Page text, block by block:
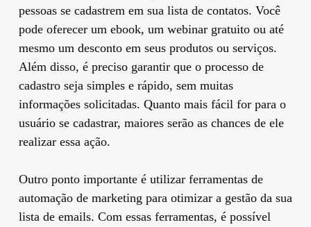
pessoas se cadastrem em sua lista de contatos. Você
pode oferecer um ebook, um webinar gratuito ou até
mesmo um desconto em seus produtos ou serviços.
Além disso, é preciso garantir que o processo de
cadastro seja simples e rápido, sem muitas
informações solicitadas. Quanto mais fácil for para o
usuário se cadastrar, maiores serão as chances de ele
realizar essa ação.
Outro ponto importante é utilizar ferramentas de
automação de marketing para otimizar a gestão da sua
lista de emails. Com essas ferramentas, é possível